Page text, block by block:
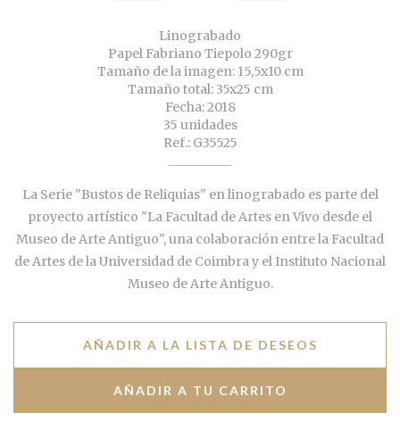
Linograbado
Papel Fabriano Tiepolo 290gr
Tamaño de la imagen: 15,5x10 cm
Tamaño total: 35x25 cm
Fecha: 2018
35 unidades
Ref.: G35525
La Serie "Bustos de Reliquias" en linograbado es parte del
proyecto artístico "La Facultad de Artes en Vivo desde el
Museo de Arte Antiguo", una colaboración entre la Facultad
de Artes de la Universidad de Coimbra y el Instituto Nacional
Museo de Arte Antiguo.
AÑADIR A LA LISTA DE DESEOS